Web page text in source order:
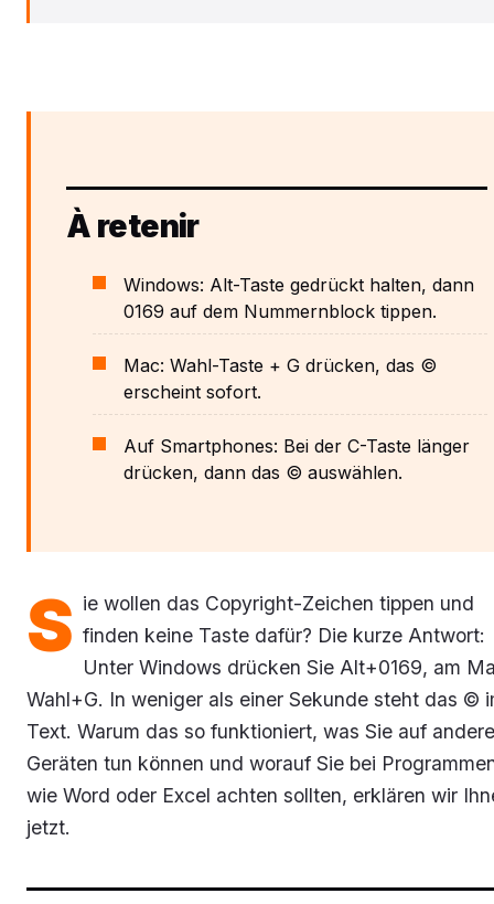
À retenir
Windows: Alt-Taste gedrückt halten, dann
0169 auf dem Nummernblock tippen.
Mac: Wahl-Taste + G drücken, das ©
erscheint sofort.
Auf Smartphones: Bei der C-Taste länger
drücken, dann das © auswählen.
S ie wollen das Copyright-Zeichen tippen und
finden keine Taste dafür? Die kurze Antwort:
Unter Windows drücken Sie Alt+0169, am
Wahl+G. In weniger als einer Sekunde steht das ©
Text. Warum das so funktioniert, was Sie auf
Geräten tun können und worauf Sie bei
wie Word oder Excel achten sollten, erklären wir
jetzt.